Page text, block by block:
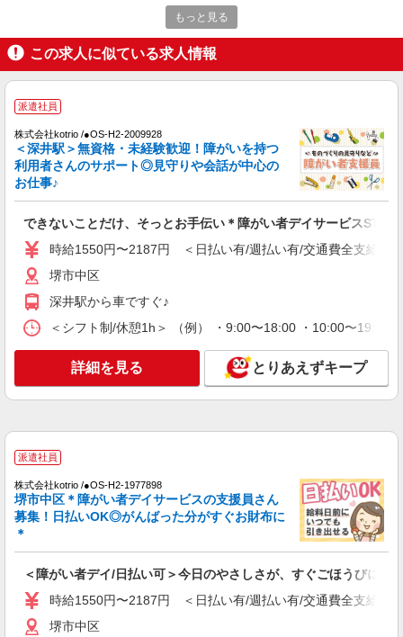
堺市中区/障がい者デイ＊履歴書不要＊面接な
し＊資格・経験不問！
時給1550円〜2187円 ＜日払い有/週払い有/交
キープ 詳細を見る
派遣社員
株式会社kotrio /●OS-H2-2028713
シフト相談OK！≫
時給1550円〜2187円 ＜日払い有/週払い有/交
キープ 詳細を見る
株式会社kotrio /●OS-H2-2006181
堺市中区
キープ 詳細を見る
派遣社員
株式会社kotrio /●OS-H2-2069151
深井駅★即日お仕事開始も可！キレイな高齢者
もっと見る
この求人に似ている求人情報
派遣社員
株式会社kotrio /●OS-H2-2009928
＜深井駅＞無資格・未経験歓迎！障がいを持つ
利用者さんのサポート◎見守りや会話が中心の
お仕事♪
できないことだけ、そっとお手伝い＊障がい者デイサービスSTAFF
時給1550円〜2187円 ＜日払い有/週払い有/交通費全支給(ガ
堺市中区
深井駅から車ですぐ♪
＜シフト制/休憩1h＞ （例） ・9:00〜18:00 ・10:00〜19:00
詳細を見る とりあえずキープ
派遣社員
株式会社kotrio /●OS-H2-1977898
堺市中区＊障がい者デイサービスの支援員さん
募集！日払いOK◎がんばった分がすぐお財布に
＊
＜障がい者デイ/日払い可＞今日のやさしさが、すぐごほうびに
時給1550円〜2187円 ＜日払い有/週払い有/交通費全支給(ガ
堺市中区